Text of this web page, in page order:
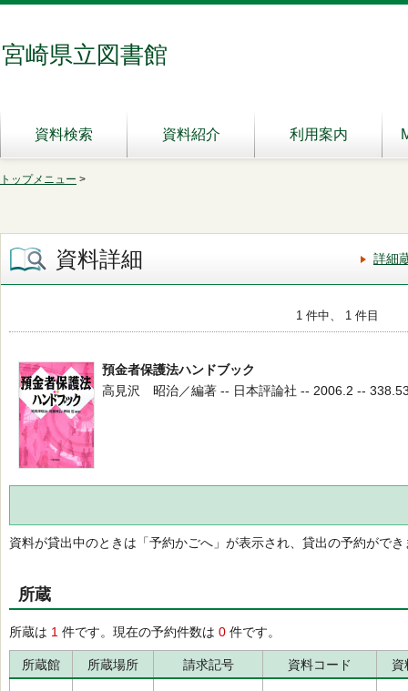
宮崎県立図書館
資料検索 資料紹介 利用案内
トップメニュー >
資料詳細 詳細
1 件中、 1 件目
預金者保護法ハンドブック
高見沢 昭治／編著 -- 日本評論社 -- 2006.2 --
資料が貸出中のときは「予約かごへ」が表示され、貸出の予約ができ
所蔵
所蔵は 1 件です。現在の予約件数は 0 件です。
所蔵館 所蔵場所 請求記号 資料コード 資